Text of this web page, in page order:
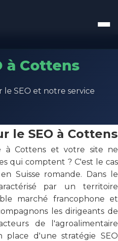
à Cottens
le SEO et notre service
le SEO à Cottens
à Cottens et votre site ne
qui comptent ? C'est le cas
Suisse romande. Dans le
par un territoire
marché francophone et
les dirigeants de
de l'agroalimentaire
place d'une stratégie SEO